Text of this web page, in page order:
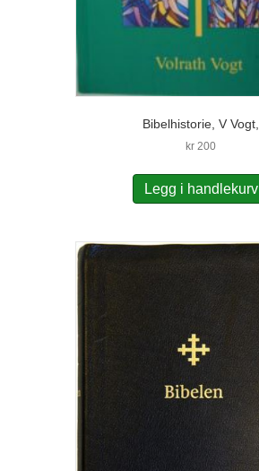
Bibelhistorie, V Vogt,
kr 200
Legg i handlekurv